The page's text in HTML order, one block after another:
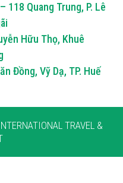
118 Quang Trung, P. Lê
Hữu Thọ, Khuê
Đồng, Vỹ Dạ, TP. Huế
TRAVEL &